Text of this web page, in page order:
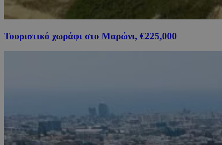
Τουριστικό χωράφι στο Μαρώνι, €225,000